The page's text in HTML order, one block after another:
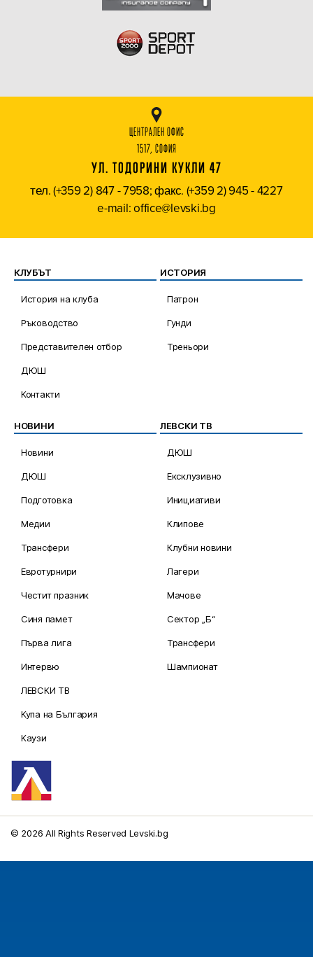
ЦЕНТРАЛЕН ОФИС
1517, СОФИЯ
УЛ. ТОДОРИНИ КУКЛИ 47
тел. (+359 2) 847 - 7958; факс. (+359 2) 945 - 4227
e-mail: office@levski.bg
КЛУБЪТ
История на клуба
Ръководство
Представителен отбор
ДЮШ
Контакти
ИСТОРИЯ
Патрон
Гунди
Треньори
НОВИНИ
Новини
ДЮШ
Подготовка
Медии
Трансфери
Евротурнири
Честит празник
Синя памет
Първа лига
Интервю
ЛЕВСКИ ТВ
Купа на България
Каузи
ЛЕВСКИ ТВ
ДЮШ
Ексклузивно
Инициативи
Клипове
Клубни новини
Лагери
Мачове
Сектор „Б“
Трансфери
Шампионат
© 2026 All Rights Reserved Levski.bg